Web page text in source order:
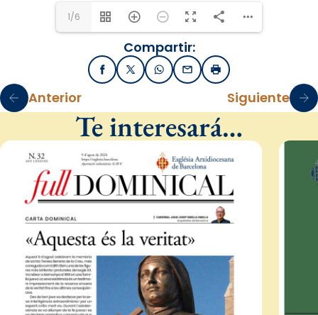
1/6
Compartir:
FacebookX / TwitterWhatsApp
EmailImprimir
Anterior Siguiente
Te interesará…